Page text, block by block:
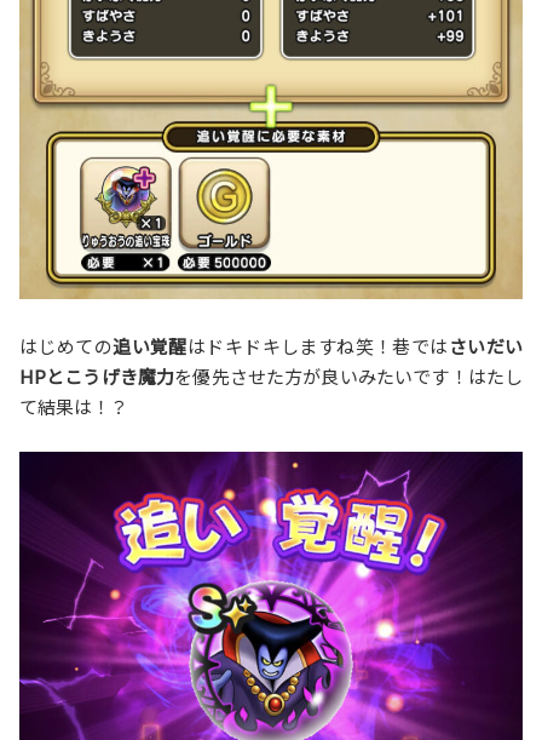
はじめての追い覚醒はドキドキしますね笑！巷ではさいだい
HPとこうげき魔力を優先させた方が良いみたいです！はたし
て結果は！？